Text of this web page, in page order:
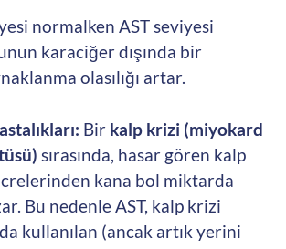
normalken AST seviyesi
karaciğer dışında bir
olasılığı artar.
Bir kalp krizi (miyokard
sırasında, hasar gören kalp
kana bol miktarda
Bu nedenle AST, kalp krizi
kullanılan (ancak artık yerini